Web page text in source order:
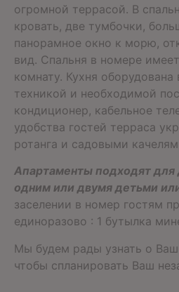
огромной террасой. В
кровать, две тумбочки,
панорамное окно к морю,
вид. Спальня в номере
комнату. Кухня
техникой и необходимой
кондиционер, кабельное
удобства гостей терраса
ротанга и садовыми
Апартаменты подходят для
одним или двумя детьми
заселении в номер гостям
единоразово : 1 бутылка
Мы будем рады узнать о
чтобы спланировать Ваш